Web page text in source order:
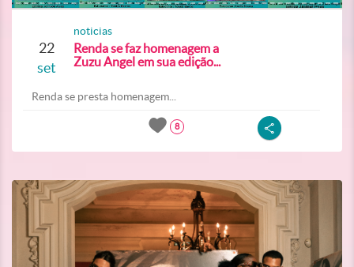
22
set
noticias
Renda se faz homenagem a
Zuzu Angel em sua edição...
Renda se presta homenagem...
8